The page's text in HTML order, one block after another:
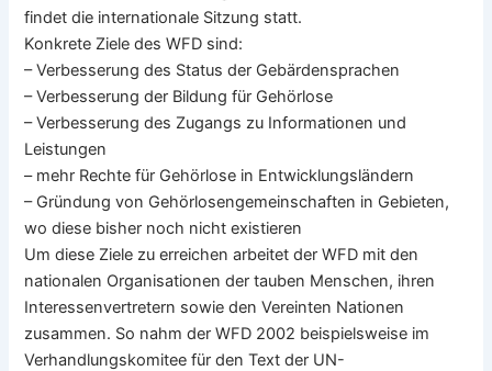
findet die internationale Sitzung statt.
Konkrete Ziele des WFD sind:
– Verbesserung des Status der Gebärdensprachen
– Verbesserung der Bildung für Gehörlose
– Verbesserung des Zugangs zu Informationen und
Leistungen
– mehr Rechte für Gehörlose in Entwicklungsländern
– Gründung von Gehörlosengemeinschaften in Gebieten,
wo diese bisher noch nicht existieren
Um diese Ziele zu erreichen arbeitet der WFD mit den
nationalen Organisationen der tauben Menschen, ihren
Interessenvertretern sowie den Vereinten Nationen
zusammen. So nahm der WFD 2002 beispielsweise im
Verhandlungskomitee für den Text der UN-